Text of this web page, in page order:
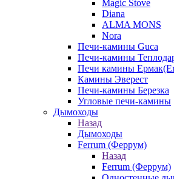
Magic Stove
Diana
ALMA MONS
Nora
Печи-камины Guca
Печи-камины
Печи камины
Камины Эверест
Печи-камины Березка
Угловые печи-камины
Дымоходы
Назад
Дымоходы
Ferrum (Феррум)
Назад
Ferrum (Феррум)